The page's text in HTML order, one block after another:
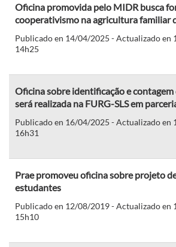
Oficina promovida pelo MIDR busca
cooperativismo na agricultura familiar
Publicado en 14/04/2025 - Actualizado en
14h25
Oficina sobre identificação e
será realizada na FURG-SLS em
Publicado en 16/04/2025 - Actualizado en
16h31
Prae promoveu oficina sobre projeto
estudantes
Publicado en 12/08/2019 - Actualizado en
15h10